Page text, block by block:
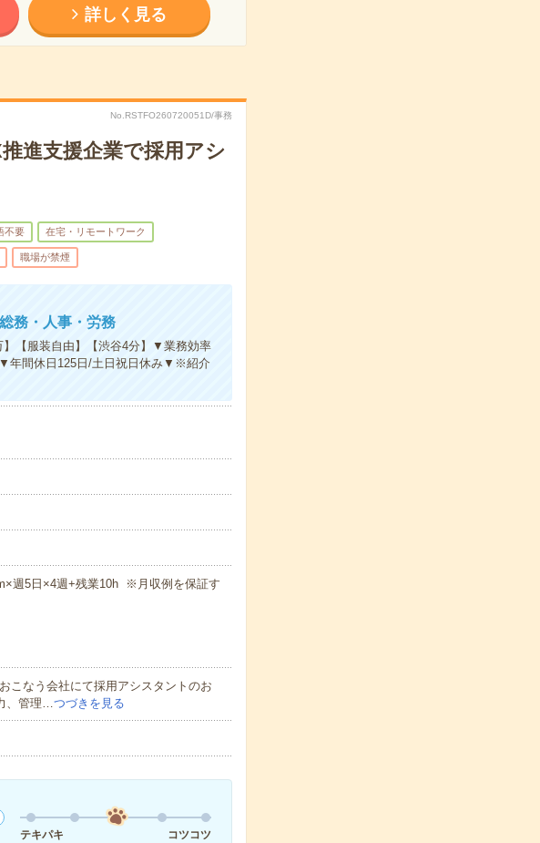
詳しく見る
No.RSTFO260720051D/事務
進支援企業で採用アシ
不要 在宅・リモートワーク
職場が禁煙
務・人事・労務
】【服装自由】【渋谷4分】▼業務効率
▼年間休日125日/土日祝日休み▼※紹介
週5日×4週+残業10h ※月収例を保証す
こなう会社にて採用アシスタントのお
、管理…つづきを見る
テキパキ
コツコツ